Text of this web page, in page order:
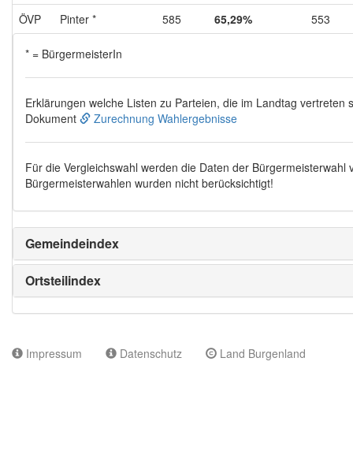
ÖVP
Pinter * 585 65,29% 553
* = BürgermeisterIn
Erklärungen welche Listen zu Parteien, die im Landtag vertreten
Dokument
Zurechnung Wahlergebnisse
Für die Vergleichswahl werden die Daten der Bürgermeisterwahl
Bürgermeisterwahlen wurden nicht berücksichtigt!
Gemeindeindex
Ortsteilindex
Impressum Datenschutz Land Burgenland